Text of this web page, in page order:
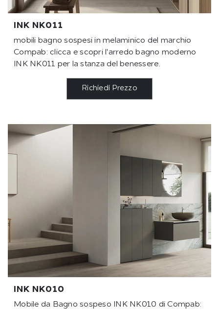
INK NK011
mobili bagno sospesi in melaminico del marchio
Compab: clicca e scopri l'arredo bagno moderno
INK NK011 per la stanza del benessere.
Richiedi Prezzo
INK NK010
Mobile da Bagno sospeso INK NK010 di Compab: